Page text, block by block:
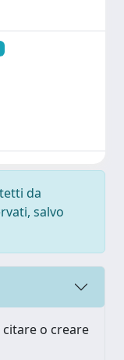
da
salvo
o creare